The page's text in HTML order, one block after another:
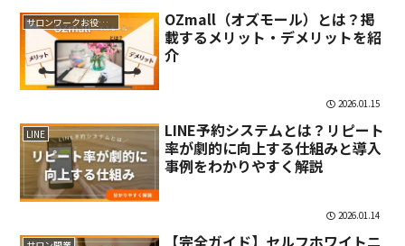
サロンワークお役立ち情報
OZmall（オズモール）とは？掲
載するメリット・デメリットを紹
介
2026.01.15
LINE
LINE予約システムとは？リピート
率が劇的に向上する仕組みと導入
事例をわかりやすく解説
2026.01.14
【完全ガイド】セルフホワイトニ